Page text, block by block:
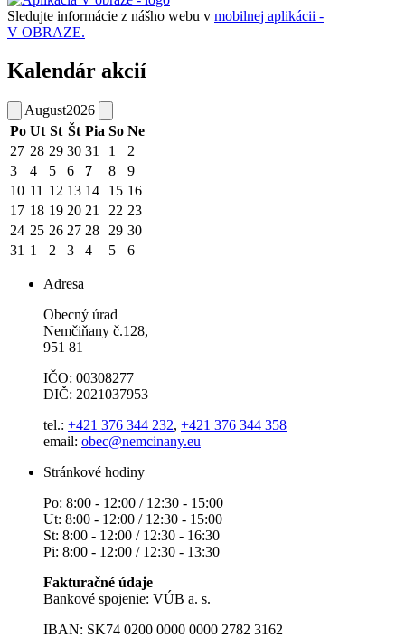
Sledujte informácie z nášho webu v mobilnej aplikácii -
V OBRAZE.
Kalendár akcií
August2026
Po Ut St Št Pia So Ne
27 28 29 30 31 1
2
3
4 5 6 7 8
9
10 11 12 13 14 15 16
17 18 19 20 21 22 23
24 25 26 27 28 29 30
31 1 2 3 4 5 6
Adresa
Obecný úrad
Nemčiňany č.128,
951 81
IČO: 00308277
DIČ: 2021037953
tel.: +421 376 344 232, +421 376 344 358
email: obec@nemcinany.eu
Stránkové hodiny
Po: 8:00 - 12:00 / 12:30 - 15:00
Ut: 8:00 - 12:00 / 12:30 - 15:00
St: 8:00 - 12:00 / 12:30 - 16:30
Pi: 8:00 - 12:00 / 12:30 - 13:30
Fakturačné údaje
Bankové spojenie: VÚB a. s.
IBAN: SK74 0200 0000 0000 2782 3162